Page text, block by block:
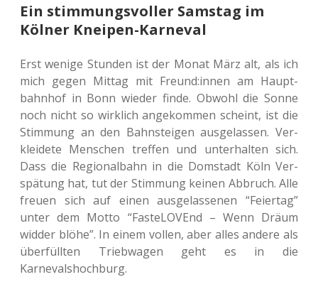
Ein stimmungsvoller Samstag im
Kölner Kneipen-Karneval
Erst wenige Stun­den ist der Monat März alt, als ich
mich gegen Mittag mit Freund:innen am Haupt­
bahn­hof in Bonn wieder finde. Obwohl die Sonne
noch nicht so wirk­lich ange­kom­men scheint, ist die
Stim­mung an den Bahn­stei­gen aus­ge­las­sen. Ver­
klei­de­te Men­schen tref­fen und unter­hal­ten sich.
Dass die Regio­nal­bahn in die Dom­stadt Köln Ver­
spä­tung hat, tut der Stim­mung keinen Abbruch. Alle
freuen sich auf einen aus­ge­las­se­nen “Fei­er­tag”
unter dem Motto “Fas­teL­OVEnd – Wenn Dräum
widder blöhe”. In einem vollen, aber alles andere als
über­füll­ten Trieb­wa­gen geht es in die
Karnevalshochburg.